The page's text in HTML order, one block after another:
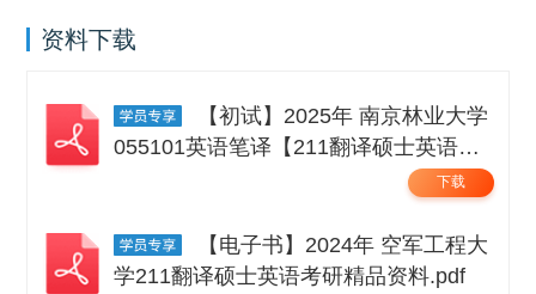
资料下载
055101英语笔译【211翻译硕士英语】
下载
学211翻译硕士英语考研精品资料.pdf